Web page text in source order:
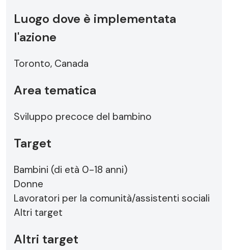
Luogo dove è implementata
l'azione
Toronto, Canada
Area tematica
Sviluppo precoce del bambino
Target
Bambini (di età 0-18 anni)
Donne
Lavoratori per la comunità/assistenti sociali
Altri target
Altri target